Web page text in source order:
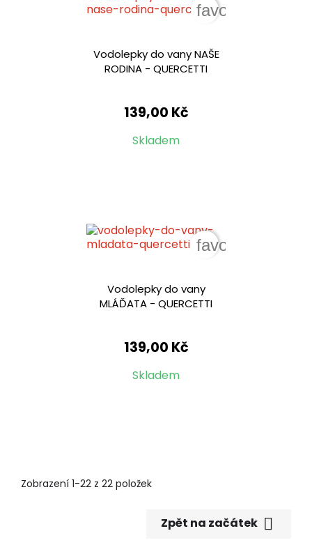
Vodolepky do vany NAŠE
RODINA - QUERCETTI
139,00 Kč
Skladem
favorite_border
Vodolepky do vany
MLÁĎATA - QUERCETTI
139,00 Kč
Skladem
favorite_border
Zobrazení 1-22 z 22 položek
Zpět na začátek 